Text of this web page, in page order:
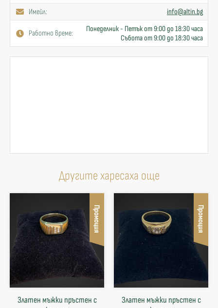
Имейл:
info@altin.bg
Работно време:
Понеделник - Петък от 9:00 до 18:30 часа
Събота от 9:00 до 18:30 часа
Другите харесаха още
Промоция
Златен мъжки пръстен с
Промоция
Златен мъжки пръстен с